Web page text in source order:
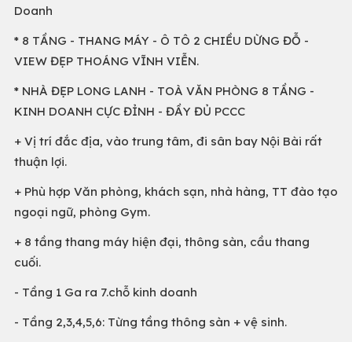
Doanh
* 8 TẦNG - THANG MÁY - Ô TÔ 2 CHIỀU DỪNG ĐỖ -
VIEW ĐẸP THOÁNG VĨNH VIỄN.
* NHÀ ĐẸP LONG LANH - TOÀ VĂN PHÒNG 8 TẦNG -
KINH DOANH CỰC ĐỈNH - ĐẦY ĐỦ PCCC
+ Vị trí đắc địa, vào trung tâm, đi sân bay Nội Bài rất
thuận lợi.
+ Phù hợp Văn phòng, khách sạn, nhà hàng, TT đào tạo
ngoại ngữ, phòng Gym.
+ 8 tầng thang máy hiện đại, thông sàn, cầu thang
cuối.
- Tầng 1 Ga ra 7.chỗ kinh doanh
- Tầng 2,3,4,5,6: Từng tầng thông sàn + vệ sinh.